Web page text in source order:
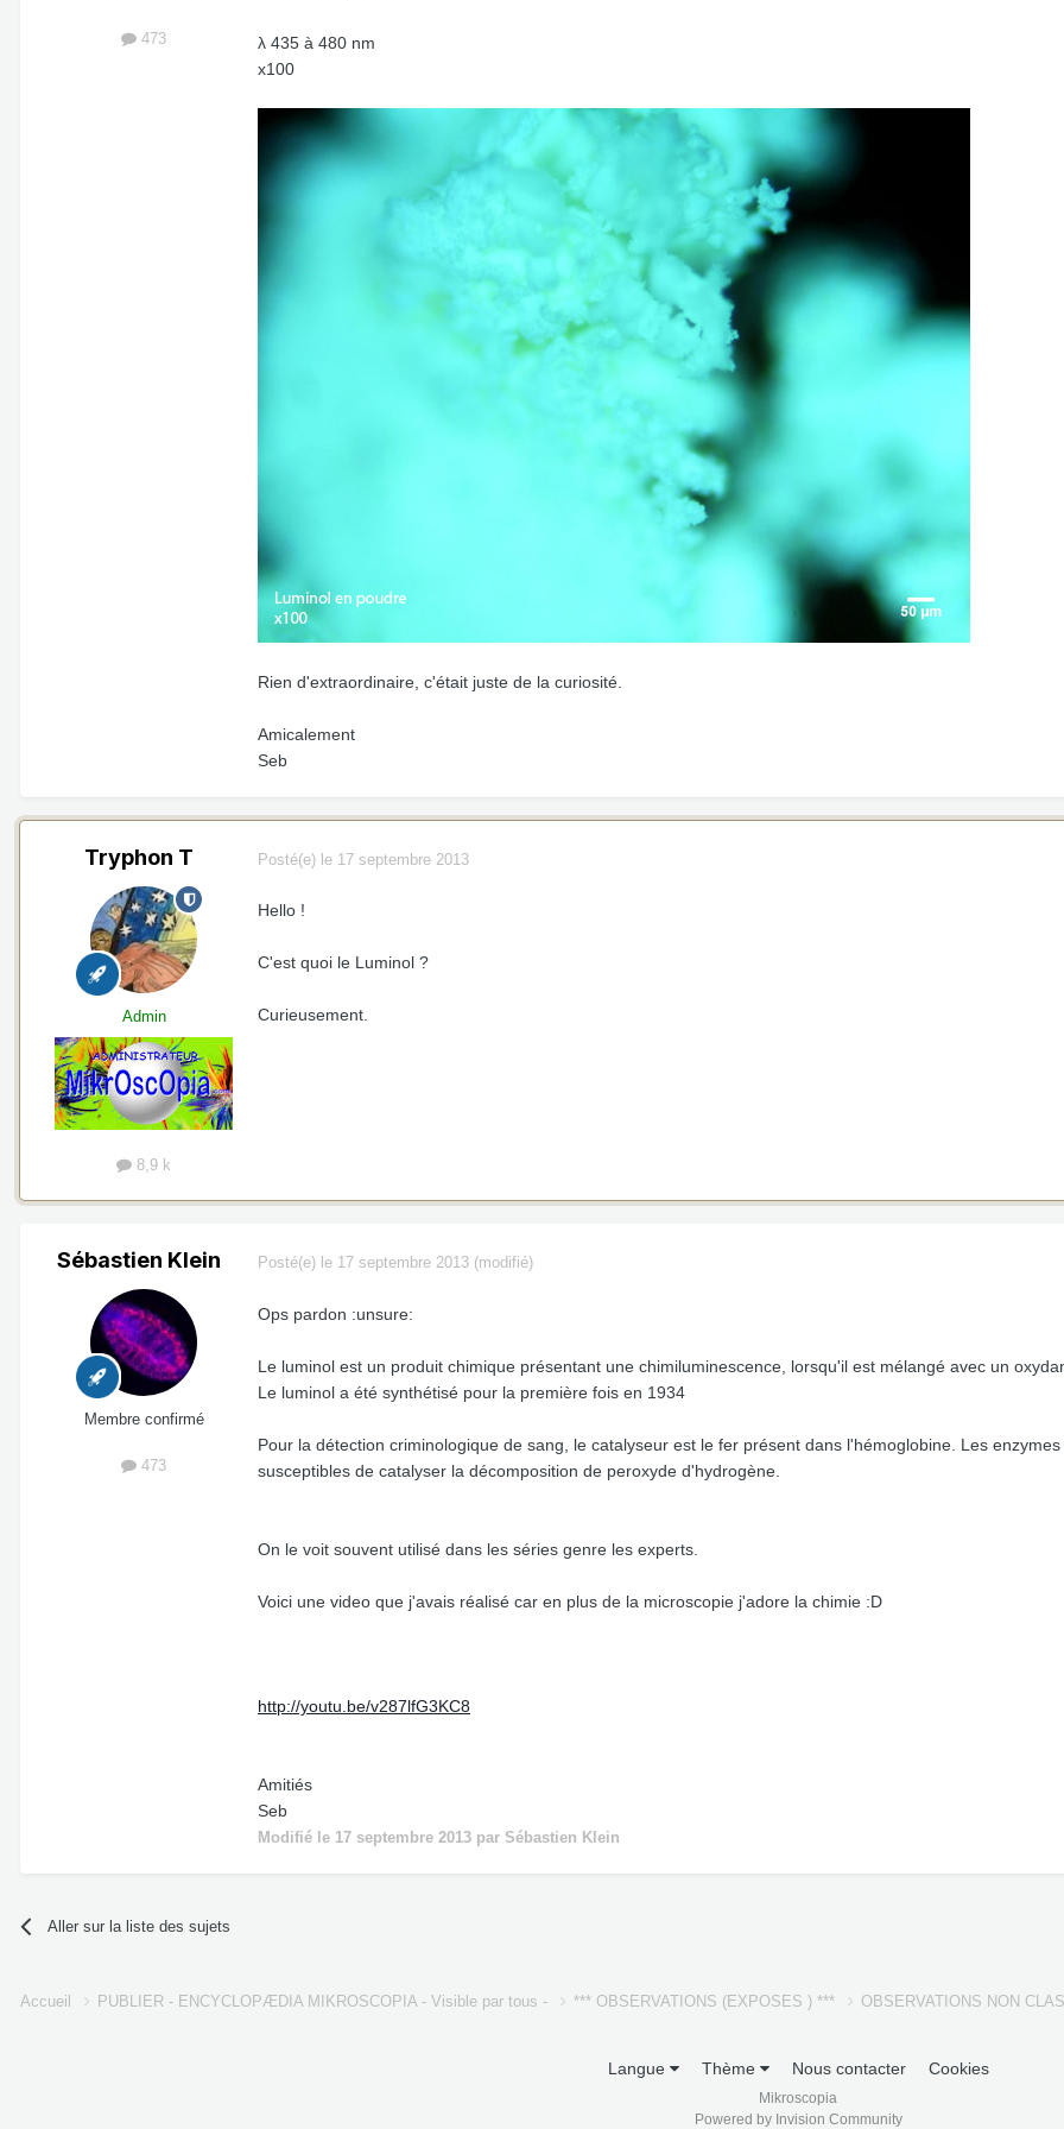
473 λ 435 à 480 nm
x100
Rien d'extraordinaire, c'était juste de la curiosité.
Amicalement
Seb
Tryphon T
Admin
8,9 k
Posté(e) le 17 septembre 2013
Hello !
C'est quoi le Luminol ?
Curieusement.
Sébastien Klein
Membre confirmé
473
Posté(e) le 17 septembre 2013 (modifié)
Ops pardon :unsure:
Le luminol est un produit chimique présentant une chimiluminescence, lorsqu'il est mélangé avec un
Le luminol a été synthétisé pour la première fois en 1934
Pour la détection criminologique de sang, le catalyseur est le fer présent dans l'hémoglobine. Les
susceptibles de catalyser la décomposition de peroxyde d'hydrogène.
On le voit souvent utilisé dans les séries genre les experts.
Voici une video que j'avais réalisé car en plus de la microscopie j'adore la chimie :D
http://youtu.be/v287lfG3KC8
Amitiés
Seb
Modifié le 17 septembre 2013 par Sébastien Klein
Aller sur la liste des sujets
Accueil PUBLIER - ENCYCLOPÆDIA MIKROSCOPIA - Visible par tous - *** OBSERVATIONS (EXPOSES ) *** OBSERVATIONS NON
Langue Thème Nous contacter Cookies
Mikroscopia
Powered by Invision Community